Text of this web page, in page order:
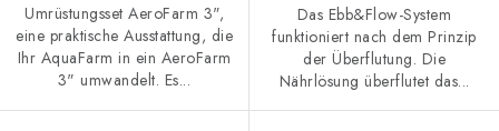
Umrüstungsset AeroFarm 3",
eine praktische Ausstattung, die
Ihr AquaFarm in ein AeroFarm
3" umwandelt. Es...
Das Ebb&Flow-System
funktioniert nach dem Prinzip
der Überflutung. Die
Nährlösung überflutet das...